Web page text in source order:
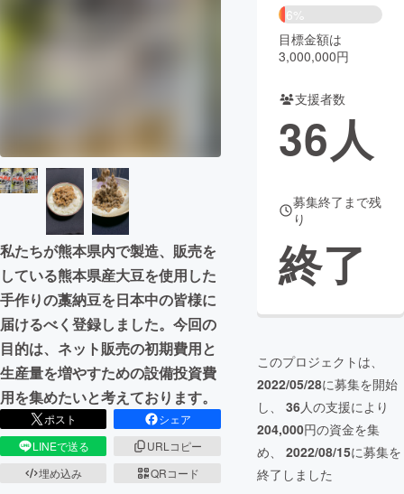
CAMPFIRE Creation
コミュニティ
私たちが熊本県内で製造、販売を
している熊本県産大豆を使用した
手作りの藁納豆を日本中の皆様に
届けるべく登録しました。今回の
目的は、ネット販売の初期費用と
生産量を増やすための設備投資費
用を集めたいと考えております。
ポスト
シェア
LINEで送る
URLコピー
埋め込み
QRコード
6%
目標金額は
3,000,000円
支援者数
36人
募集終了まで残
り
終了
このプロジェクトは、
2022/05/28に募集を開始
し、 36人の支援により
204,000円の資金を集
め、 2022/08/15に募集を
終了しました